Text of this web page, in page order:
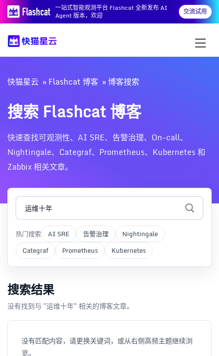
一站式智能观测平台 Flashcat 全新发布 AI
Agent 版本，欢迎
交流试用
快猫星云 Flashcat 博客 博客搜索
搜索 Flashcat 博客
快速查找可观测性、AI SRE、告警治理、On-call、
Nightingale、Categraf、Prometheus、Kubernetes 和
Zabbix 相关文章。
热门搜索 AI SRE 告警治理
Nightingale
Categraf
Prometheus Kubernetes
搜索结果
没有找到与 "运维十年" 相关的博客文章。
没有匹配内容，请更换关键词，或从右侧高频主题继续浏
览。